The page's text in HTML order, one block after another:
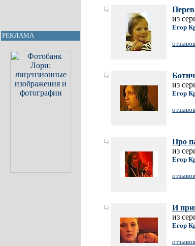
РЕКЛАМА
из
Егор
отзывов
из
Егор
отзывов
Про
из
Егор
отзывов
И
из
Егор
отзывов